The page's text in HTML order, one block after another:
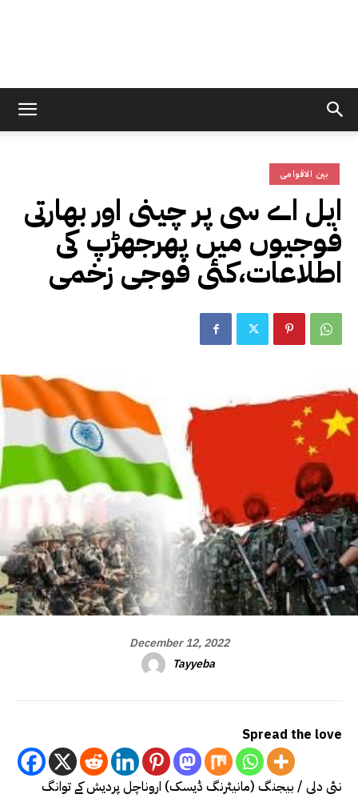
بین الاقوامی
ایل اے سی پر چینی اور بھارتی
فوجیوں میں پھرجھڑپ کی
اطلاعات،کئی فوجی زخمی
December 12, 2022
Tayyeba
Spread the love
نئی دلی / بیجنگ (مانیٹرنگ ڈیسک) اروناچل پردیش کے توانگ